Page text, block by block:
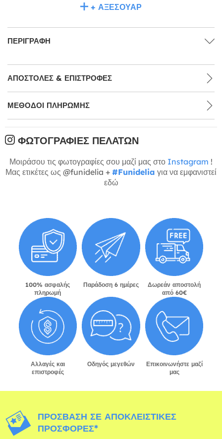
+ ΑΞΕΣΟΥΆΡ
ΠΕΡΙΓΡΑΦΉ
ΑΠΟΣΤΟΛΈΣ & ΕΠΙΣΤΡΟΦΈΣ
ΜΕΘΌΔΟΙ ΠΛΗΡΩΜΉΣ
ΦΩΤΟΓΡΑΦΊΕΣ ΠΕΛΑΤΏΝ
Μοιράσου τις φωτογραφίες σου μαζί μας στο Instagram !
Μας ετικέτες ως @funidelia + #Funidelia για να εμφανιστεί
εδώ
100% ασφαλής
πληρωμή
Παράδοση 6 ημέρες
Δωρεάν αποστολή
από 60€
Αλλαγές και
επιστροφές
Οδηγός μεγεθών
Επικοινωνήστε μαζί
μας
ΠΡΌΣΒΑΣΗ ΣΕ ΑΠΟΚΛΕΙΣΤΙΚΈΣ
ΠΡΟΣΦΟΡΈΣ*